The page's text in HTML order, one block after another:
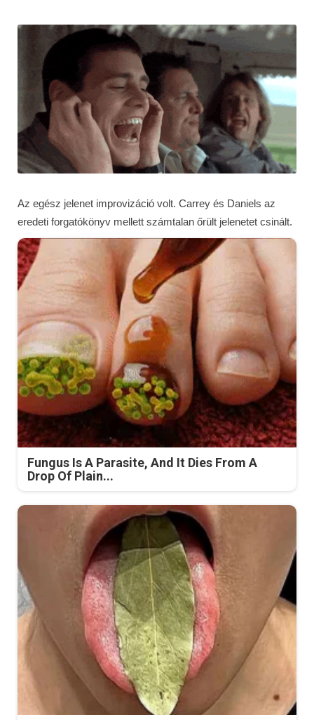
Az egész jelenet improvizáció volt. Carrey és Daniels az
eredeti forgatókönyv mellett számtalan őrült jelenetet csinált.
Fungus Is A Parasite, And It Dies From A
Drop Of Plain...